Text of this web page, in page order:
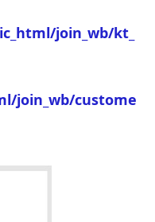
join_wb/kt_
join_wb/custome